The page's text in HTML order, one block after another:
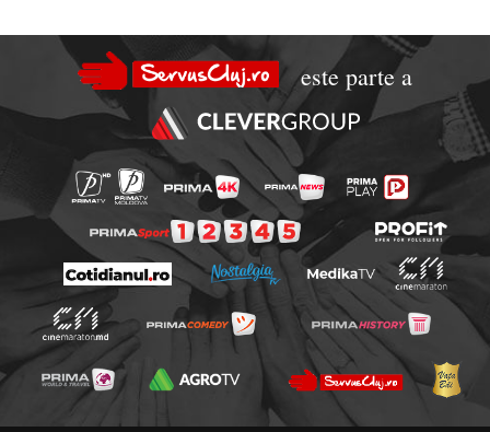
este parte a